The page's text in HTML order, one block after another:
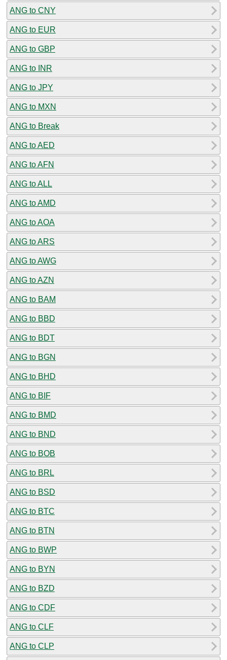
ANG to CNY
ANG to EUR
ANG to GBP
ANG to INR
ANG to JPY
ANG to MXN
ANG to Break
ANG to AED
ANG to AFN
ANG to ALL
ANG to AMD
ANG to AOA
ANG to ARS
ANG to AWG
ANG to AZN
ANG to BAM
ANG to BBD
ANG to BDT
ANG to BGN
ANG to BHD
ANG to BIF
ANG to BMD
ANG to BND
ANG to BOB
ANG to BRL
ANG to BSD
ANG to BTC
ANG to BTN
ANG to BWP
ANG to BYN
ANG to BZD
ANG to CDF
ANG to CLF
ANG to CLP